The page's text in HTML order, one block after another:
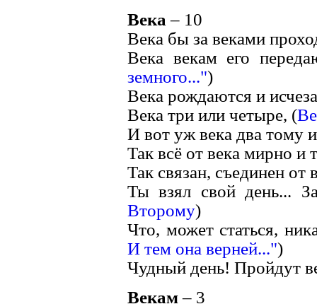
Века – 10
Века бы за веками
Века векам его
земного...")
Века рождаются и
Века три или четыре, (
И вот уж века два тому
Так всё от века мирно и
Так связан, съединен от
Ты взял свой день...
Второму)
Что, может статься,
И тем она верней...")
Чудный день! Пройдут
Векам– 3